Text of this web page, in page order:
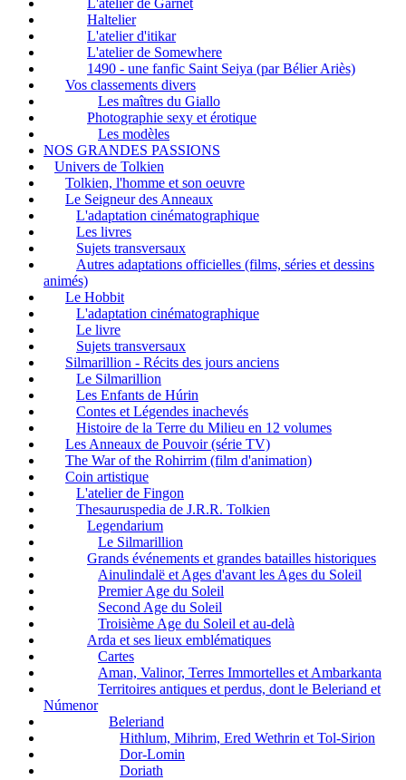
Haltelier
L'atelier d'itikar
L'atelier de Somewhere
1490 - une fanfic Saint Seiya (par Bélier Ariès)
Vos classements divers
Les maîtres du Giallo
Photographie sexy et érotique
Les modèles
NOS GRANDES PASSIONS
Univers de Tolkien
Tolkien, l'homme et son oeuvre
Le Seigneur des Anneaux
L'adaptation cinématographique
Les livres
Sujets transversaux
Autres adaptations officielles (films, séries et dessins
animés)
Le Hobbit
L'adaptation cinématographique
Le livre
Sujets transversaux
Silmarillion - Récits des jours anciens
Le Silmarillion
Les Enfants de Húrin
Contes et Légendes inachevés
Histoire de la Terre du Milieu en 12 volumes
Les Anneaux de Pouvoir (série TV)
The War of the Rohirrim (film d'animation)
Coin artistique
L'atelier de Fingon
Thesauruspedia de J.R.R. Tolkien
Legendarium
Le Silmarillion
Grands événements et grandes batailles historiques
Ainulindalë et Ages d'avant les Ages du Soleil
Premier Age du Soleil
Second Age du Soleil
Troisième Age du Soleil et au-delà
Arda et ses lieux emblématiques
Cartes
Aman, Valinor, Terres Immortelles et Ambarkanta
Territoires antiques et perdus, dont le Beleriand et
Númenor
Beleriand
Hithlum, Mihrim, Ered Wethrin et Tol-Sirion
Dor-Lomin
Doriath